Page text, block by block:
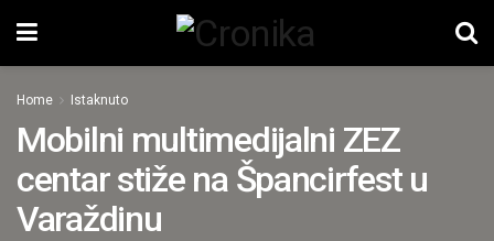
Home Istaknuto
Mobilni multimedijalni ZEZ
centar stiže na Špancirfest u
Varaždinu